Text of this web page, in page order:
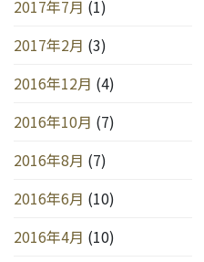
2017年7月 (1)
2017年2月 (3)
2016年12月 (4)
2016年10月 (7)
2016年8月 (7)
2016年6月 (10)
2016年4月 (10)